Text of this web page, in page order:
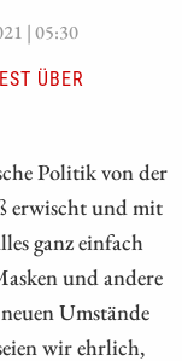
| 05:30
ÜBER
Politik von der
erwischt und mit
ganz einfach
und andere
Umstände
wir ehrlich,